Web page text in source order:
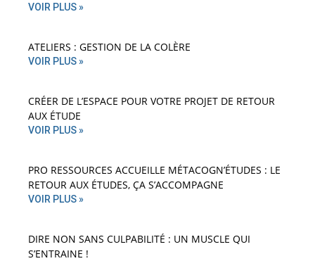
VOIR PLUS »
ATELIERS : GESTION DE LA COLÈRE
VOIR PLUS »
CRÉER DE L’ESPACE POUR VOTRE PROJET DE RETOUR
AUX ÉTUDE
VOIR PLUS »
PRO RESSOURCES ACCUEILLE MÉTACOGN’ÉTUDES : LE
RETOUR AUX ÉTUDES, ÇA S’ACCOMPAGNE
VOIR PLUS »
DIRE NON SANS CULPABILITÉ : UN MUSCLE QUI
S’ENTRAINE !